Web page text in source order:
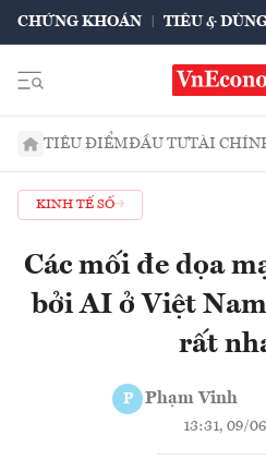
CHỨNG KHOÁN TIÊU &
TIÊU ĐIỂMĐẦU TƯTÀI
KINH TẾ SỐ
Các mối đe dọa
bởi AI ở Việt
rất
P Phạm Vinh
13:31, 09/